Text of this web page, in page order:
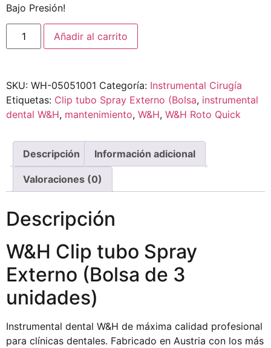
Bajo Presión!
Añadir al carrito
SKU: WH-05051001 Categoría: Instrumental Cirugía
Etiquetas: Clip tubo Spray Externo (Bolsa, instrumental
dental W&H, mantenimiento, W&H, W&H Roto Quick
Descripción Información adicional
Valoraciones (0)
Descripción
W&H Clip tubo Spray
Externo (Bolsa de 3
unidades)
Instrumental dental W&H de máxima calidad profesional
para clínicas dentales. Fabricado en Austria con los más